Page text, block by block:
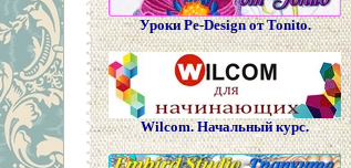
Уроки Pe-Design от Tonito.
Wilcom. Начальный курс.